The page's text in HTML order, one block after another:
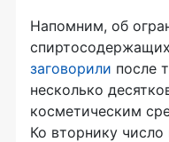
Напомним, об
заговорили после
несколько
косметическим
Ко вторнику